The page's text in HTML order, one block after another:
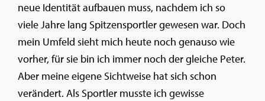
neue Identität aufbauen muss, nachdem ich so
viele Jahre lang Spitzensportler gewesen war. Doch
mein Umfeld sieht mich heute noch genauso wie
vorher, für sie bin ich immer noch der gleiche Peter.
Aber meine eigene Sichtweise hat sich schon
verändert. Als Sportler musste ich gewisse